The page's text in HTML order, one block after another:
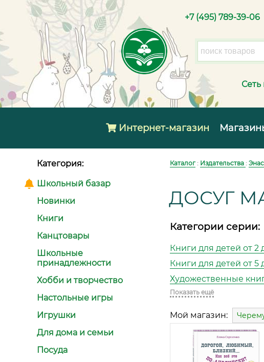
+7 (495) 789-39-06
Сеть
Интернет-магазин
Категория:
Школьный базар
Новинки
Книги
Канцтовары
Школьные
принадлежности
Хобби и творчество
Настольные игры
Игрушки
Для дома и семьи
Посуда
Каталог: Издательства : Энас
ДОСУГ
Категории серии:
Книги для детей от 2
Книги для детей от 5
Художественные
Показать ещё
Мой магазин: